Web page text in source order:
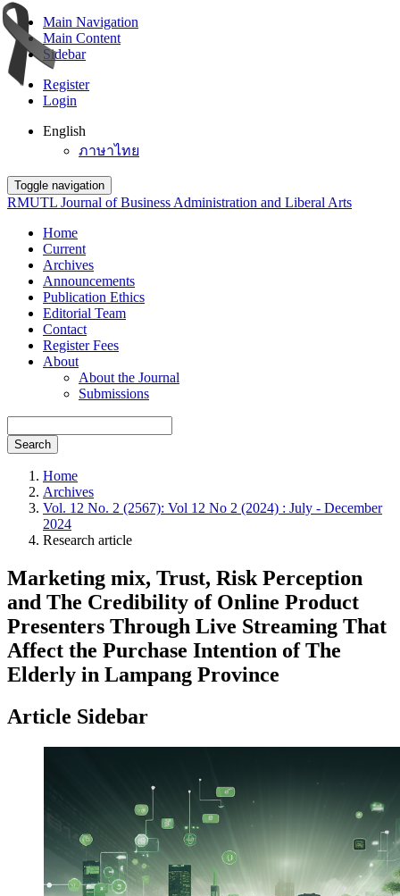
Main Navigation
Main Content
Sidebar
Register
Login
English
ภาษาไทย
Toggle navigation
RMUTL Journal of Business Administration and Liberal Arts
Home
Current
Archives
Announcements
Publication Ethics
Editorial Team
Contact
Register Fees
About
About the Journal
Submissions
Search
Home
Archives
Vol. 12 No. 2 (2567): Vol 12 No 2 (2024) : July - December
2024
Research article
Marketing mix, Trust, Risk Perception
and The Credibility of Online Product
Presenters Through Live Streaming That
Affect the Purchase Intention of The
Elderly in Lampang Province
Article Sidebar